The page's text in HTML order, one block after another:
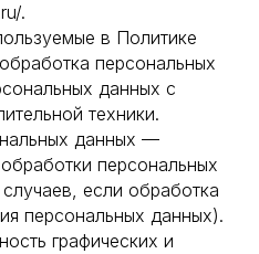
.
в Политике
персональных
данных с
техники.
данных —
персональных
если обработка
персональных данных).
графических и